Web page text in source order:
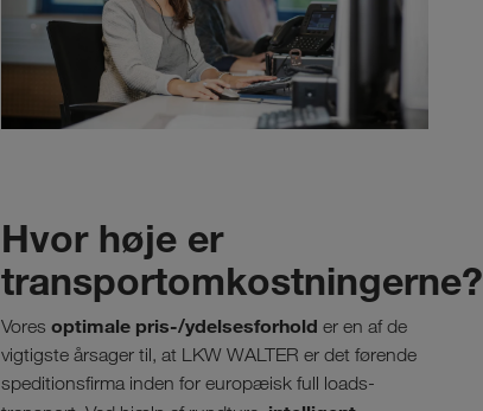
Hvor høje er
transportomkostningerne?
Vores optimale pris-/ydelsesforhold er en af de
vigtigste årsager til, at LKW WALTER er det førende
speditionsfirma inden for europæisk full loads-